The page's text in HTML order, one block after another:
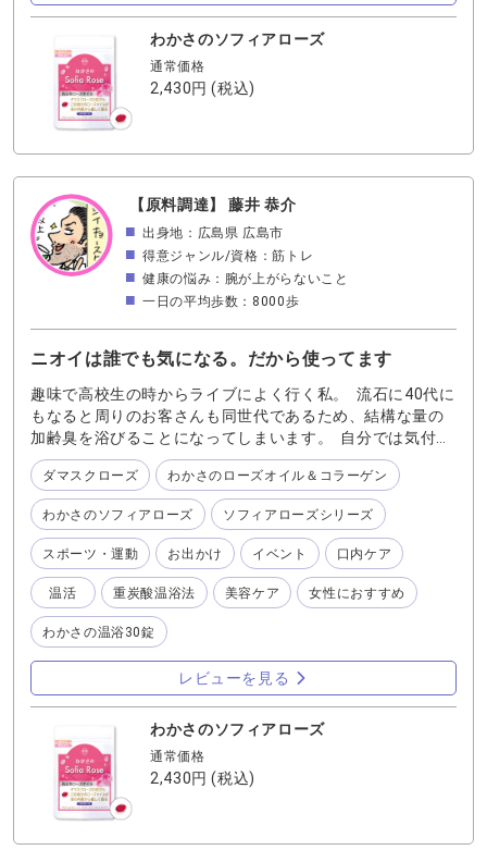
わかさのソフィアローズ
通常価格
2,430円(税込)
【原料調達】 藤井 恭介
出身地：広島県 広島市
得意ジャンル/資格：筋トレ
健康の悩み：腕が上がらないこと
一日の平均歩数：8000歩
ニオイは誰でも気になる。だから使ってます
趣味で高校生の時からライブによく行く私。 流石に40代に
もなると周りのお客さんも同世代であるため、結構な量の
加齢臭を浴びることになってしまいます。 自分では気付き
にくいニオイ。。 だからこそ私は日々のケアのために ◆
ローズオイルを配合したサプリメントを飲む ◆加齢臭をう
まく中和してくれるローズオイルが入った香水をつける ◆
毛穴や汗腺の汚れをしっかり落とすために『わかさの温
浴』で重炭酸泉の湯船に浸かる これを心がけており、特に
口臭には気をつけたいので『わかさのローズオイル&コラー
ゲン』を人に会う前にはパクリと食べるようにしていま
す。 効果はあるように思います！ ※写真は2017年に名古
屋で行った「ハイスタンダードのライブ」です。ちゃんと
ダマスクローズ わかさのローズオイル＆コラーゲン
わかさのソフィアローズ ソフィアローズシリーズ
スポーツ・運動 お出かけ イベント 口内ケア
温活 重炭酸温浴法 美容ケア 女性におすすめ
わかさの温浴30錠
レビューを見る
わかさのソフィアローズ
通常価格
2,430円(税込)